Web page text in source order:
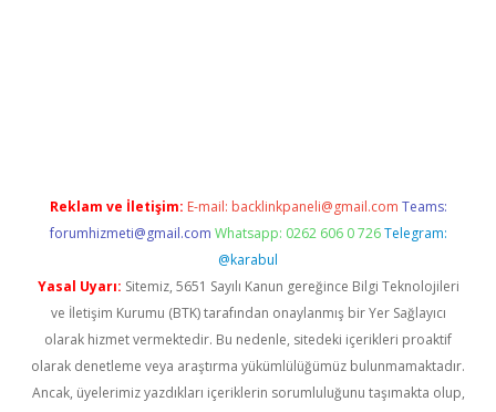
Reklam ve İletişim: E-mail: backlinkpaneli@gmail.com Teams:
forumhizmeti@gmail.com Whatsapp: 0262 606 0 726 Telegram:
@karabul
Yasal Uyarı: Sitemiz, 5651 Sayılı Kanun gereğince Bilgi Teknolojileri
ve İletişim Kurumu (BTK) tarafından onaylanmış bir Yer Sağlayıcı
olarak hizmet vermektedir. Bu nedenle, sitedeki içerikleri proaktif
olarak denetleme veya araştırma yükümlülüğümüz bulunmamaktadır.
Ancak, üyelerimiz yazdıkları içeriklerin sorumluluğunu taşımakta olup,